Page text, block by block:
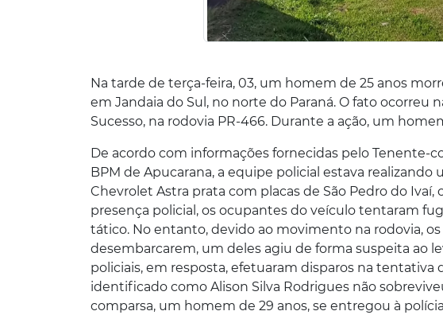
Na tarde de terça-feira, 03, um homem de 25 anos
em Jandaia do Sul, no norte do Paraná. O fato ocorreu
Sucesso, na rodovia PR-466. Durante a ação, um
De acordo com informações fornecidas pelo Tenente-
BPM de Apucarana, a equipe policial estava
Chevrolet Astra prata com placas de São Pedro do
presença policial, os ocupantes do veículo tentaram
tático. No entanto, devido ao movimento na rodovia,
desembarcarem, um deles agiu de forma suspeita ao
policiais, em resposta, efetuaram disparos na tentativa
identificado como Alison Silva Rodrigues não
comparsa, um homem de 29 anos, se entregou à